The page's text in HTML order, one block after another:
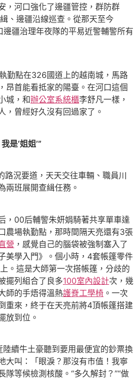
，河口強化了邊疆管控，群防群
、邊疆沿線巡查。從那天至今
邊疆治理年夜隊的平易近警輔警所有
勤點在326國道上的越南城，馬路
昂首能看抵家的陽臺。在河口這個
城，和辦公室系統櫃李舒凡一樣，
，曾經好久沒有回過家了。
是‘姐姐’”
況要道，天天交往車輛、職員川
兩班展開查緝任務。
00后輔警朱妍娟騎著共享單車達
農場執勤點，那時間隔天亮還有3張
營 ，感覺自己的腦袋被強制塞入了
美學入門》。個小時，4套帳篷零件
。這是大師第一次搭帳篷，分歧的
擺列組合了良多100室內設計次，幾
師的手焐得溫熱護脊工學椅 。一次
重來，終于在天亮前將4頂帳篷搭建
放到位。
續牛土豪聽到要用最便宜的鈔票換
大叫：「眼淚？那沒有市值！我寧
隊等候檢測核酸。“多久解封？”“做